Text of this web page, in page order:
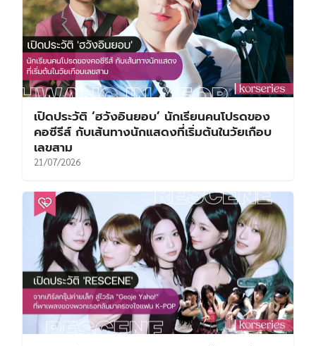
เปิดประวัติ ‘ฮวังอินยอบ’ นักเรียนคนโปรดของ
คอซีรีส์ กับเส้นทางนักแสดงที่เริ่มต้นในวัยเกือบ
เลขสาม
21/07/2026